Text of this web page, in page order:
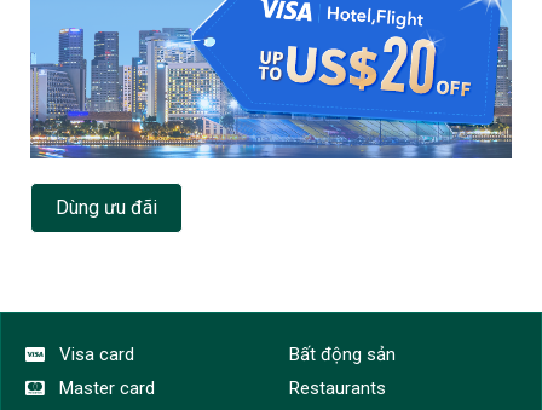
Dùng ưu đãi
Visa card
Master card
Bất động sản
Restaurants